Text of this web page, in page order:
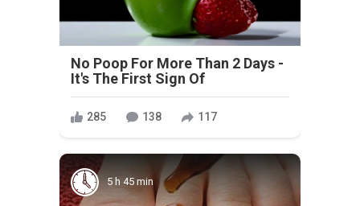
No Poop For More Than 2 Days -
It's The First Sign Of
285 138 117
5 h 45 min